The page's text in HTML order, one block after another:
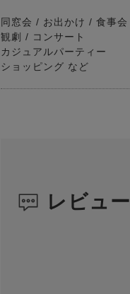
同窓会 / お出かけ / 食事会
観劇 / コンサート
カジュアルパーティー
ショッピング など
レビュー